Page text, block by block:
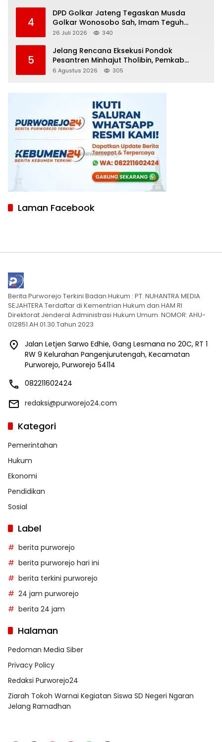
4
DPD Golkar Jateng Tegaskan Musda
Golkar Wonosobo Sah, Imam Teguh
Purnomo Terpilih Secara Aklamasi
26 Juli 2026 340
5
Jelang Rencana Eksekusi Pondok
Pesantren Minhajut Tholibin, Pemkab
Purworejo Dorong Penundaan hingga
6 Agustus 2026 305
Laman Facebook
Berita Purworejo Terkini Badan Hukum : PT. NUHANTRA MEDIA
SEJAHTERA Terdaftar di Kementrian Hukum dan HAM RI
Direktorat Jenderal Administrasi Hukum Umum. NOMOR: AHU-
012851.AH.01.30.Tahun 2023
Jalan Letjen Sarwo Edhie, Gang Lesmana no 20C, RT 1
RW 9 Kelurahan Pangenjurutengah, Kecamatan
Purworejo, Purworejo 54114
082211602424
redaksi@purworejo24.com
Kategori
Pemerintahan
Hukum
Ekonomi
Pendidikan
Sosial
Label
berita purworejo
berita purworejo hari ini
berita terkini purworejo
24 jam purworejo
berita 24 jam
Halaman
Pedoman Media Siber
Privacy Policy
Redaksi Purworejo24
Ziarah Tokoh Warnai Kegiatan Siswa SD Negeri Ngaran
Jelang Ramadhan